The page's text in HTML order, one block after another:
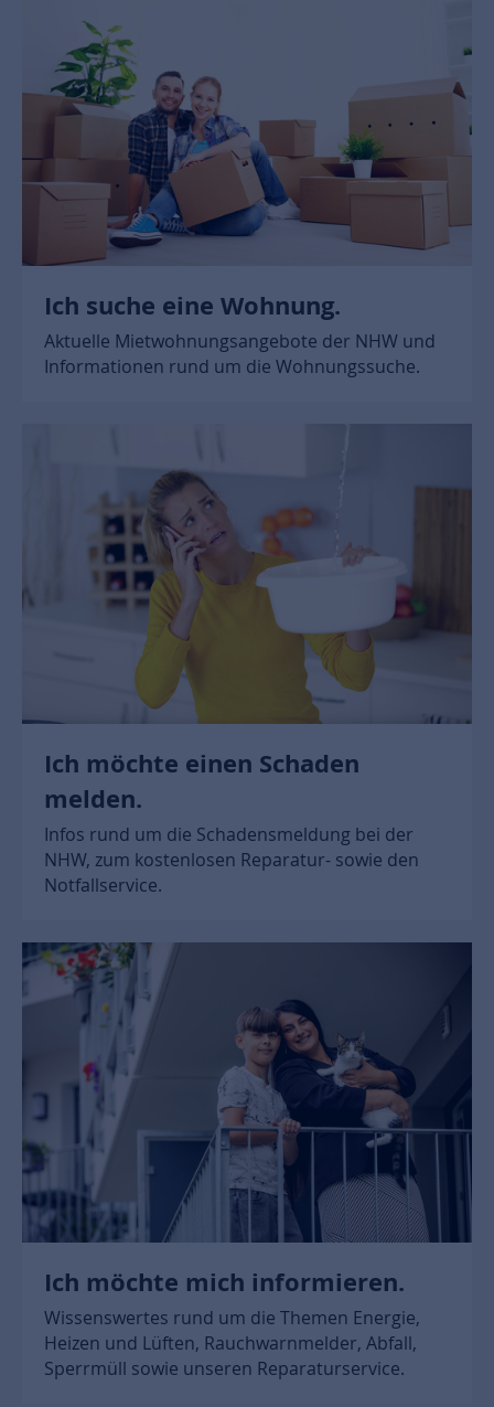
Ich suche eine Wohnung.
Aktuelle Mietwohnungsangebote der NHW und
Informationen rund um die Wohnungssuche.
Ich möchte einen Schaden
melden.
Infos rund um die Schadensmeldung bei der
NHW, zum kostenlosen Reparatur- sowie den
Notfallservice.
Ich möchte mich informieren.
Wissenswertes rund um die Themen Energie,
Heizen und Lüften, Rauchwarnmelder, Abfall,
Sperrmüll sowie unseren Reparaturservice.